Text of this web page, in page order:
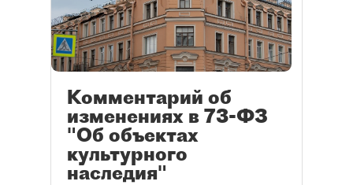
Комментарий об
изменениях в 73-ФЗ
"Об объектах
культурного
наследия"